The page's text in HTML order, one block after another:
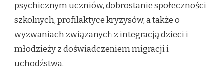
psychicznym uczniów, dobrostanie społeczności
szkolnych, profilaktyce kryzysów, a także o
wyzwaniach związanych z integracją dzieci i
młodzieży z doświadczeniem migracji i
uchodźstwa.